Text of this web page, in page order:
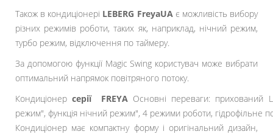
Також в кондиціонері LEBERG FreyaUAє можливість вибору
різних режимів роботи, таких як, наприклад, нічний режим,
турбо режим, відключення по таймеру.
За допомогою функції Magic Swing користувач може вибрати
оптимальний напрямок повітряного потоку.
Кондиціонерсерії FREYA Основні переваги: прихований
режим", функція нічний режим", 4 режими роботи, гідрофільне
Кондиціонер має компактну форму і оригінальний дизайн,